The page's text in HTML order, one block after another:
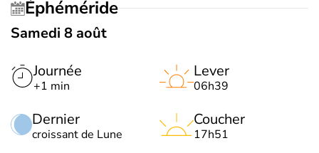
Éphéméride
Samedi 8 août
Journée
+1 min
Dernier
croissant de Lune
Lever
06h39
Coucher
17h51